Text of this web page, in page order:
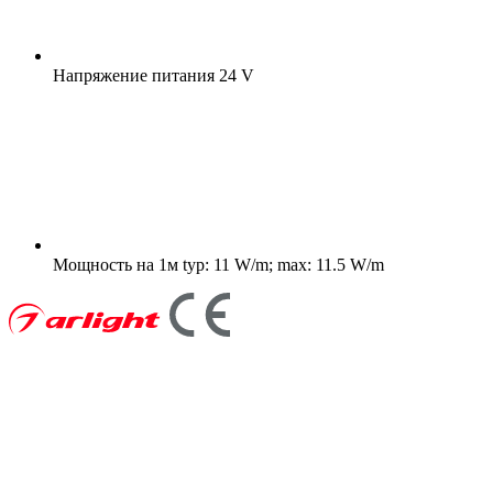
Напряжение питания 24 V
Мощность на 1м typ: 11 W/m; max: 11.5 W/m